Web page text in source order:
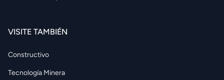
VISITE TAMBIÉN
Constructivo
Tecnología Minera